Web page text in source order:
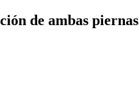
de ambas piernas